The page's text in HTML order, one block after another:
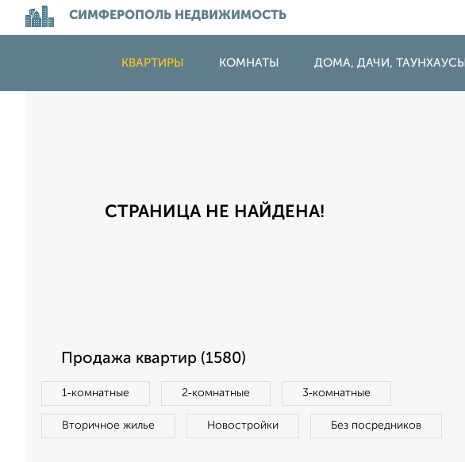
СИМФЕРОПОЛЬ НЕДВИЖИМОСТЬ
КВАРТИРЫ КОМНАТЫ ДОМА, ДАЧИ, ТАУНХАУСЫ
СТРАНИЦА НЕ НАЙДЕНА!
Продажа квартир (1580)
1‑комнатные 2‑комнатные 3‑комнатные
Вторичное жилье Новостройки Без посредников